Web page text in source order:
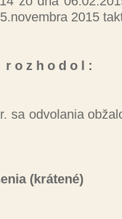
2015
r o z h o d o l :
sa od­vo­la­nia
(krá­te­né)